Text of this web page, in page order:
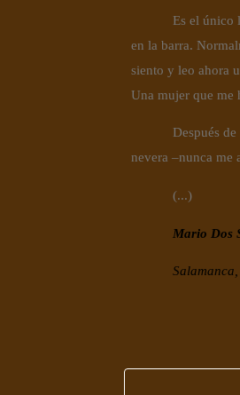
Es el único
en la barra.
siento y leo ahora
Una mujer que me
Después
nevera –nunca me
(...)
Mario Dos